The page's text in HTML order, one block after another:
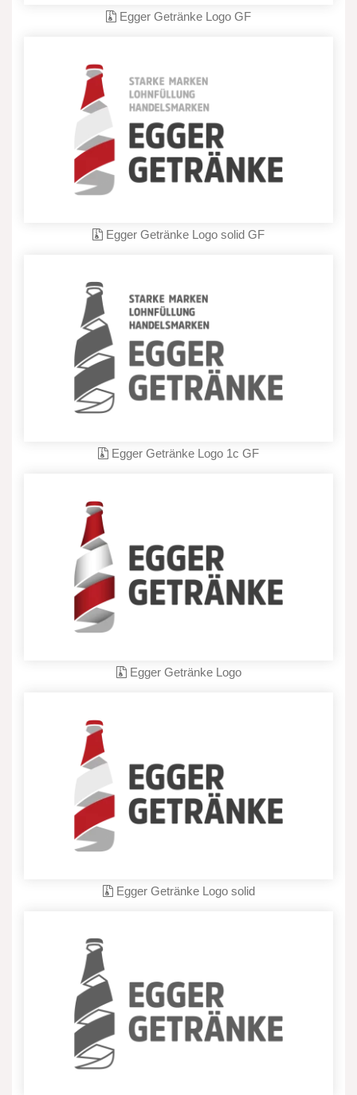
Egger Getränke Logo GF
Egger Getränke Logo solid GF
Egger Getränke Logo 1c GF
Egger Getränke Logo
Egger Getränke Logo solid